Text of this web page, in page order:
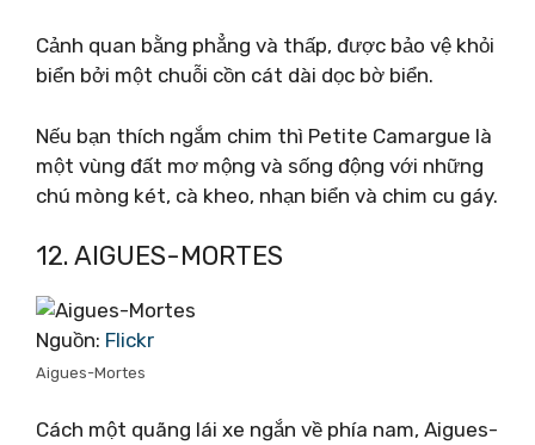
Cảnh quan bằng phẳng và thấp, được bảo vệ khỏi
biển bởi một chuỗi cồn cát dài dọc bờ biển.
Nếu bạn thích ngắm chim thì Petite Camargue là
một vùng đất mơ mộng và sống động với những
chú mòng két, cà kheo, nhạn biển và chim cu gáy.
12. AIGUES-MORTES
Nguồn: Flickr
Aigues-Mortes
Cách một quãng lái xe ngắn về phía nam, Aigues-